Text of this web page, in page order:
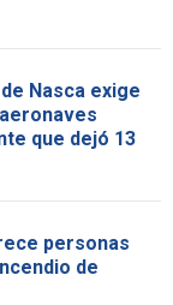
Nasca exige
que dejó 13
personas
de